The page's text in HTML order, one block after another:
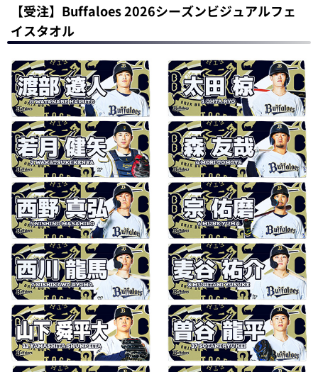
【受注】Buffaloes 2026シーズンビジュアルフェ
イスタオル